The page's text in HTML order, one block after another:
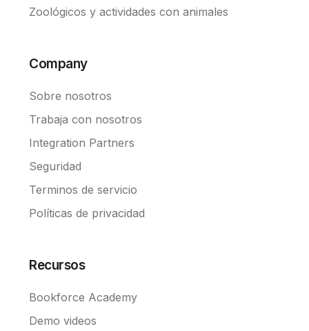
Zoológicos y actividades con animales
Company
Sobre nosotros
Trabaja con nosotros
Integration Partners
Seguridad
Terminos de servicio
Políticas de privacidad
Recursos
Bookforce Academy
Demo videos